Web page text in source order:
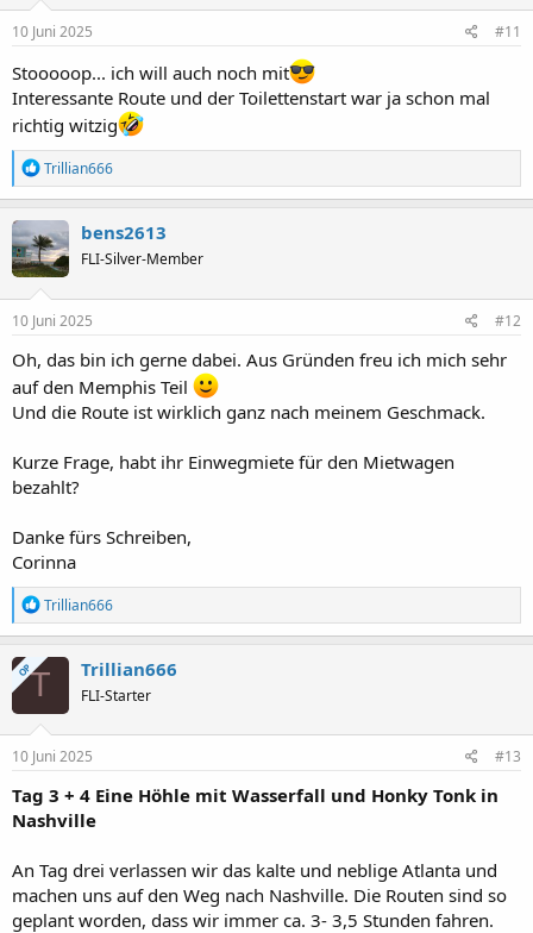
n
e
:
10 Juni 2025 #11
Stooooop... ich will auch noch mit
Interessante Route und der Toilettenstart war ja schon mal
richtig witzig
R
e
a
k
t
i
o
n
e
Trillian666
bens2613
FLI-Silver-Member
10 Juni 2025 #12
Oh, das bin ich gerne dabei. Aus Gründen freu ich mich sehr
auf den Memphis Teil
Und die Route ist wirklich ganz nach meinem Geschmack.
Kurze Frage, habt ihr Einwegmiete für den Mietwagen
bezahlt?
Danke fürs Schreiben,
Corinna
R
e
a
k
t
o
n
e
Trillian666
OPT Trillian666
FLI-Starter
10 Juni 2025 #13
Tag 3 + 4 Eine Höhle mit Wasserfall und Honky Tonk in
Nashville
An Tag drei verlassen wir das kalte und neblige Atlanta und
machen uns auf den Weg nach Nashville. Die Routen sind so
geplant worden, dass wir immer ca. 3- 3,5 Stunden fahren.